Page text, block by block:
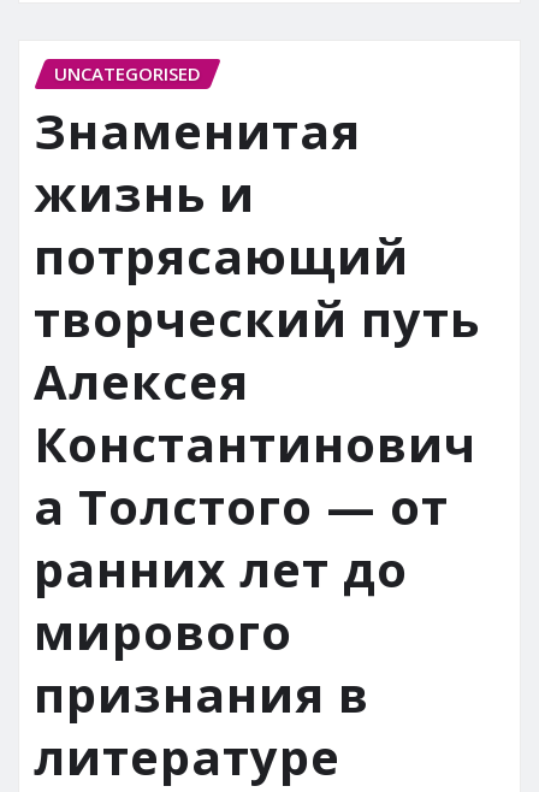
UNCATEGORISED
Знаменитая
жизнь и
потрясающий
творческий путь
Алексея
Константинович
а Толстого — от
ранних лет до
мирового
признания в
литературе